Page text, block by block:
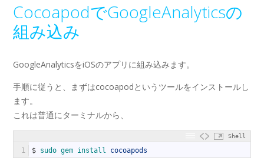
CocoapodでGoogleAnalyticsの
組み込み
GoogleAnalyticsをiOSのアプリに組み込みます。
手順に従うと、まずはcocoapodというツールをインストールし
ます。
これは普通にターミナルから、
Shell
1 $ sudo gem install cocoapods